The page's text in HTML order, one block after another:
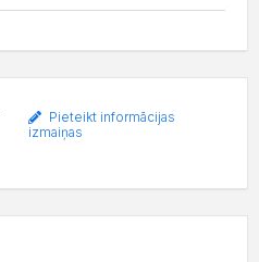
Pieteikt informācijas
izmaiņas